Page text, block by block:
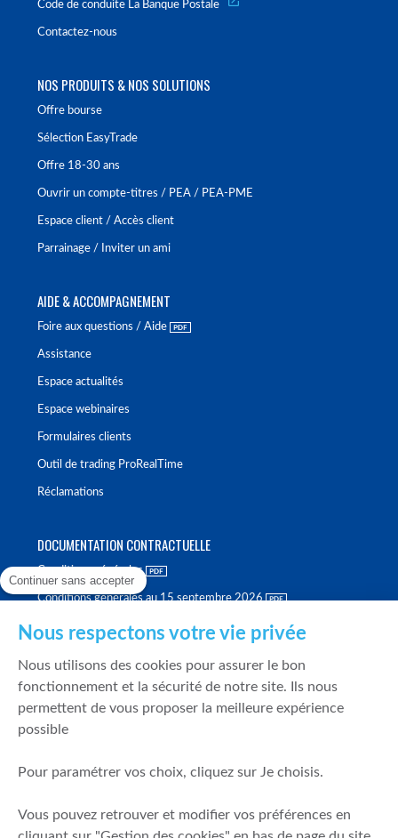
Code de conduite La Banque Postale
Contactez-nous
NOS PRODUITS & NOS SOLUTIONS
Offre bourse
Sélection EasyTrade
Offre 18-30 ans
Ouvrir un compte-titres / PEA / PEA-PME
Espace client / Accès client
Parrainage / Inviter un ami
AIDE & ACCOMPAGNEMENT
Foire aux questions / Aide
Assistance
Espace actualités
Espace webinaires
Formulaires clients
Outil de trading ProRealTime
Réclamations
DOCUMENTATION CONTRACTUELLE
Conditions générales
Conditions générales au 15 septembre 2026
Politique de meilleure sélection
Politique de durabilité
Fonds de garantie des dépôts et de résolution
Mentions légales
Continuer sans accepter
Nous respectons votre vie privée
Nous utilisons des cookies pour assurer le bon
fonctionnement et la sécurité de notre site. Ils nous
permettent de vous proposer la meilleure expérience
possible
Pour paramétrer vos choix, cliquez sur Je choisis.
Vous pouvez retrouver et modifier vos préférences en